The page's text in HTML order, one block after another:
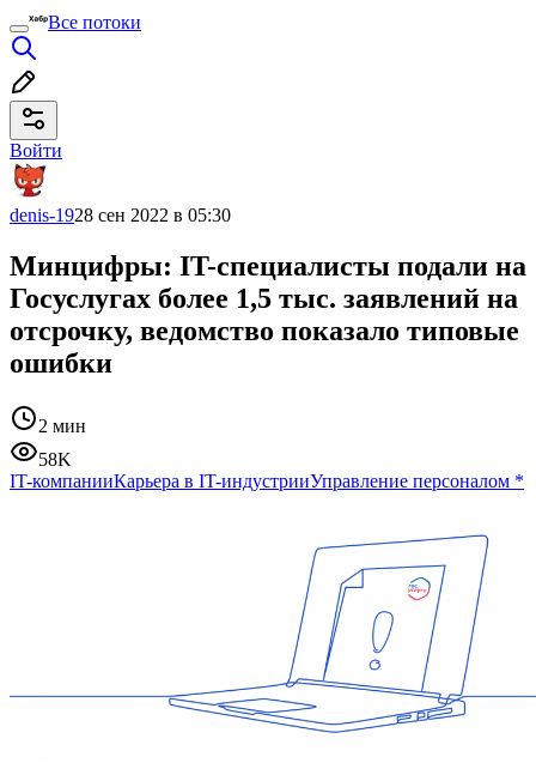
Все потоки
Войти
denis-1928 сен 2022 в 05:30
Минцифры: IT-специалисты подали на
Госуслугах более 1,5 тыс. заявлений на
отсрочку, ведомство показало типовые
ошибки
2 мин
58K
IT-компанииКарьера в IT-индустрииУправление персоналом *